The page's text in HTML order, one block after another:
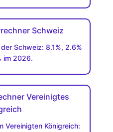
Schweiz
Schweiz: 8.1%, 2.6%
im 2026.
Vereinigtes
Vereinigten Königreich: